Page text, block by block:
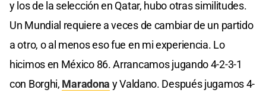
y los de la selección en Qatar, hubo otras similitudes.
Un Mundial requiere a veces de cambiar de un partido
a otro, o al menos eso fue en mi experiencia. Lo
hicimos en México 86. Arrancamos jugando 4-2-3-1
con Borghi, Maradona y Valdano. Después jugamos 4-